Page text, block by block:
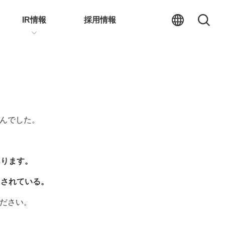
IR情報 採用情報
でした。
ます。
れている。
さい。